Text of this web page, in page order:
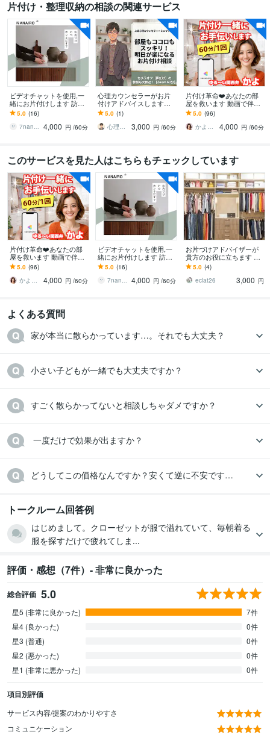
片付け・整理収納の相談の関連サービス
ビデオチャットを使用,一
緒にお片付けします 訪問
サポートの実績あり！片
付けのコツをお伝えしま
す。
5.0 (16)
7nanairo 4,000 円 /60分
心理カウンセラーがお片
付けアドバイスします
心・悩みも軽くなる、お
片付けを【60分】×【3
回】お手伝い
5.0 (1)
心理カウンセラーKATSUO
3,000 円 /60分
片付け革命❤️あなたの部
屋を救います 動画で伴
走！ひとりでできない断
捨離を一緒にサクサク片
付けます
5.0 (96)
かよ❤️明日が少し楽しみになる場所
4,000 円 /60分
このサービスを見た人はこちらもチェックしています
片付け革命❤️あなたの部
屋を救います 動画で伴
走！ひとりでできない断
捨離を一緒にサクサク片
付けます
5.0 (96)
かよ❤️明日が少し楽しみになる場所
4,000 円 /60分
ビデオチャットを使用,一
緒にお片付けします 訪問
サポートの実績あり！片
付けのコツをお伝えしま
す。
5.0 (16)
7nanairo 4,000 円 /60分
お片づけアドバイザーが
貴方のお役に立ちます 整
理整頓・片付けができな
い…あなたのアドバイザ
ーになります
5.0 (4)
eclat26
3,000 円
よくある質問
家が本当に散らかっています…。それでも大丈夫？
小さい子どもが一緒でも大丈夫ですか？
すごく散らかってないと相談しちゃダメですか？
一度だけで効果が出ますか？
どうしてこの価格なんですか？安くて逆に不安です…
トークルーム回答例
はじめまして。クローゼットが服で溢れていて、毎朝着る
服を探すだけで疲れてしま...
評価・感想（7件）- 非常に良かった
総合評価 5.0
星5 (非常に良かった)
7件
星4 (良かった)
0件
星3 (普通)
0件
星2 (悪かった)
0件
星1 (非常に悪かった)
0件
項目別評価
サービス内容/提案のわかりやすさ
コミュニケーション